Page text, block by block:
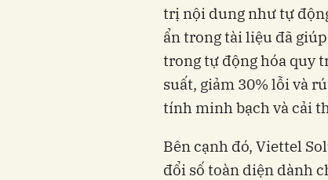
trị nội dung như tự
ẩn trong tài liệu đã
trong tự động hóa quy
suất, giảm 30% lỗi và
tính minh bạch và cải
Bên cạnh đó, Viettel
đổi số toàn diện dành